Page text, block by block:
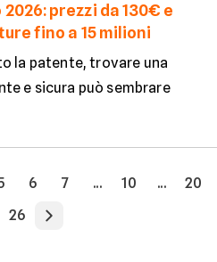
prezzi da 130€ e
fino a 15 milioni
la patente, trovare una
e sicura può sembrare
6 7 ... 10 ...
20
26